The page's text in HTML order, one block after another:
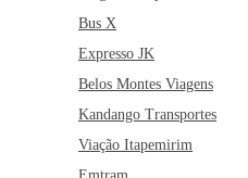
Bus X
Expresso JK
Belos Montes Viagens
Kandango Transportes
Viação Itapemirim